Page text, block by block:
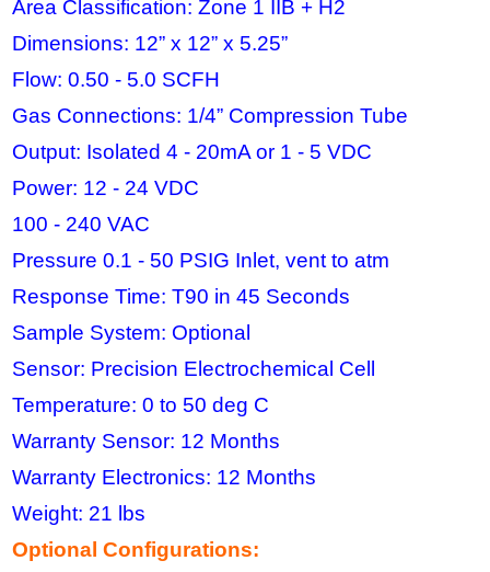
Area Classification: Zone 1 IIB + H2
Dimensions: 12” x 12” x 5.25”
Flow: 0.50 - 5.0 SCFH
Gas Connections: 1/4” Compression Tube
Output: Isolated 4 - 20mA or 1 - 5 VDC
Power: 12 - 24 VDC
100 - 240 VAC
Pressure 0.1 - 50 PSIG Inlet, vent to atm
Response Time: T90 in 45 Seconds
Sample System: Optional
Sensor: Precision Electrochemical Cell
Temperature: 0 to 50 deg C
Warranty Sensor: 12 Months
Warranty Electronics: 12 Months
Weight: 21 lbs
Optional Configurations: